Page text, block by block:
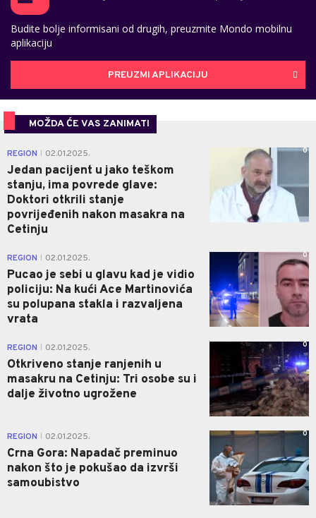
Budite bolje informisani od drugih, preuzmite Mondo mobilnu
aplikaciju
PREUZMI APLIKACIJU
MOŽDA ĆE VAS ZANIMATI
REGION 02.01.2025.
Jedan pacijent u jako teškom
stanju, ima povrede glave:
Doktori otkrili stanje
povrijeđenih nakon masakra na
Cetinju
0
REGION 02.01.2025.
Pucao je sebi u glavu kad je vidio
policiju: Na kući Ace Martinovića
su polupana stakla i razvaljena
vrata
0
REGION 02.01.2025.
Otkriveno stanje ranjenih u
masakru na Cetinju: Tri osobe su i
dalje životno ugrožene
0
REGION 02.01.2025.
Crna Gora: Napadač preminuo
nakon što je pokušao da izvrši
samoubistvo
0